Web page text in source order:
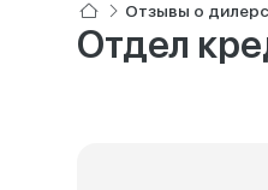
Отзывы о
Отдел